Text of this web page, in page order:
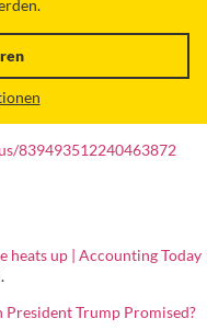
839493512240463872
heats up | Accounting Today
President Trump Promised?